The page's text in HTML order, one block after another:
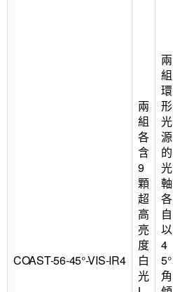
COAST-56-45°-VIS-IR4
兩
組
各
含
9
顆
超
高
亮
度
白
光
兩
組
環
形
光
源
的
光
軸
各
自
以
4
5°
角